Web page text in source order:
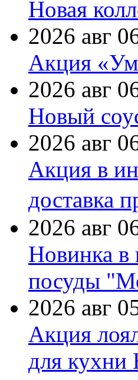
Новая
2026 авг
Акция
2026 авг
Новый
2026 авг
Акция в
доставка
2026 авг
Новинка
посуды
2026 авг
Акция
для кухни